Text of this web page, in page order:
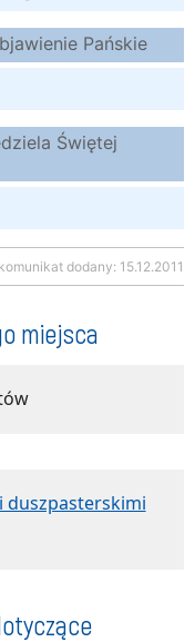
Pańskie
Świętej
komunikat dodany: 15.12.2011
miejsca
duszpasterskimi